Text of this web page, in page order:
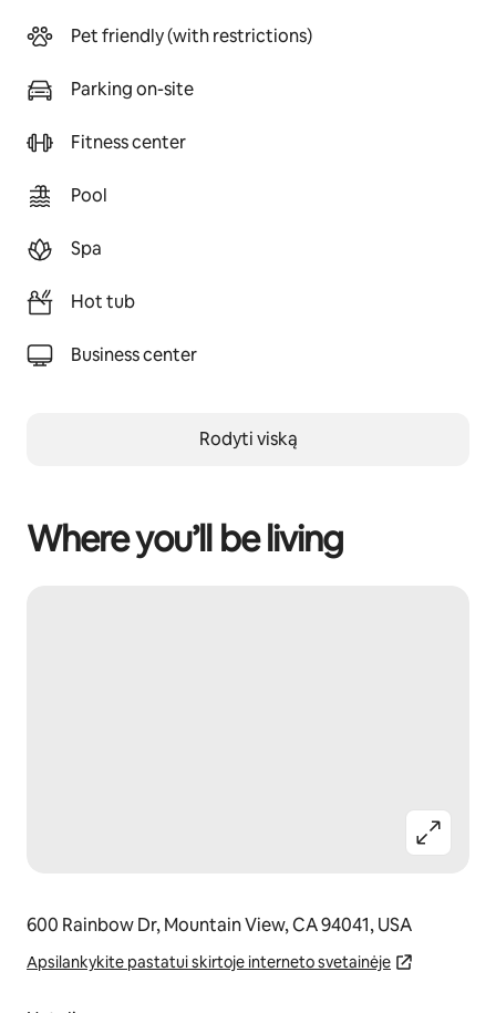
Pet friendly (with restrictions)
Parking on-site
Fitness center
Pool
Spa
Hot tub
Business center
Rodyti viską
Where you’ll be living
600 Rainbow Dr, Mountain View, CA 94041, USA
Apsilankykite pastatui skirtoje interneto svetainėje